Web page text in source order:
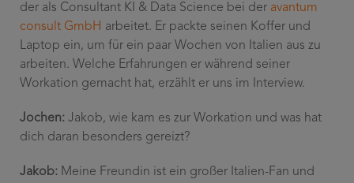
der als Consultant KI & Data Science bei der avantum
consult GmbH arbeitet. Er packte seinen Koffer und
Laptop ein, um für ein paar Wochen von Italien aus zu
arbeiten. Welche Erfahrungen er während seiner
Workation gemacht hat, erzählt er uns im Interview.
Jochen: Jakob, wie kam es zur Workation und was hat
dich daran besonders gereizt?
Jakob: Meine Freundin ist ein großer Italien-Fan und